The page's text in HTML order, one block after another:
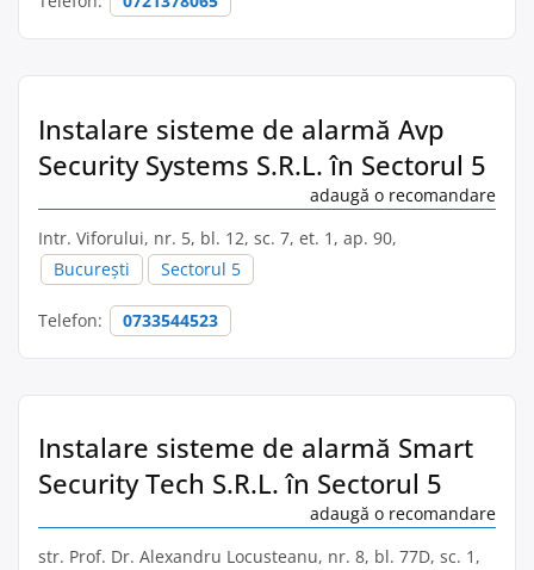
Instalare sisteme de alarmă Avp
Security Systems S.R.L. în Sectorul 5
adaugă o recomandare
Intr. Viforului, nr. 5, bl. 12, sc. 7, et. 1, ap. 90,
București
Sectorul 5
Telefon: 0733544523
Instalare sisteme de alarmă Smart
Security Tech S.R.L. în Sectorul 5
adaugă o recomandare
str. Prof. Dr. Alexandru Locusteanu, nr. 8, bl. 77D, sc. 1,